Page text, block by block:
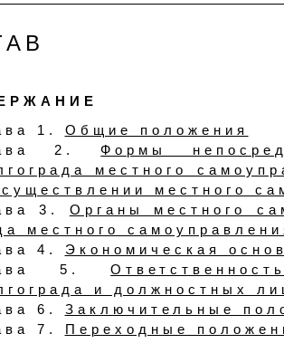
1. Общие положения
2.Формы
местного
местного
3. Органы местного
местного
4. Экономическая
5.
и должностных
6. Заключительные
7. Переходные